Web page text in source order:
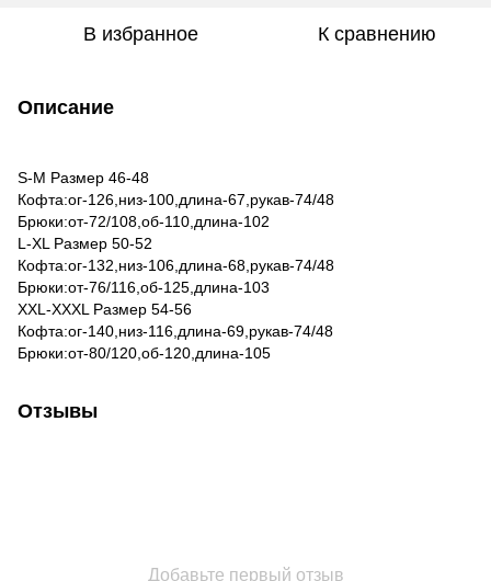
В избранное К сравнению
Описание
S-M Размер 46-48
Кофта:ог-126,низ-100,длина-67,рукав-74/48
Брюки:от-72/108,об-110,длина-102
L-XL Размер 50-52
Кофта:ог-132,низ-106,длина-68,рукав-74/48
Брюки:от-76/116,об-125,длина-103
XXL-XXXL Размер 54-56
Кофта:ог-140,низ-116,длина-69,рукав-74/48
Брюки:от-80/120,об-120,длина-105
Отзывы
Добавьте первый отзыв